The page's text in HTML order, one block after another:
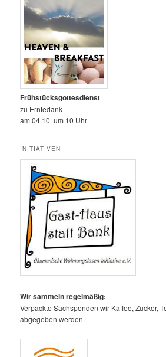
Frühstücksgottesdienst
zu Erntedank
am 04.10. um 10 Uhr
INITIATIVEN
Wir sammeln regelmäßig:
Verpackte Sachspenden wir Kaffee, Zucker,
abgegeben werden.